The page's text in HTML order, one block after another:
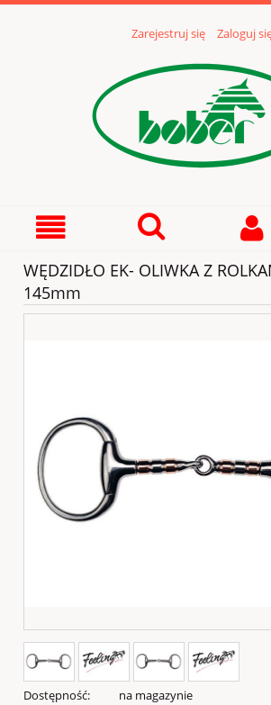
Zarejestruj się Zaloguj
WĘDZIDŁO EK- OLIWKA Z
145mm
Dostępność: na magazynie